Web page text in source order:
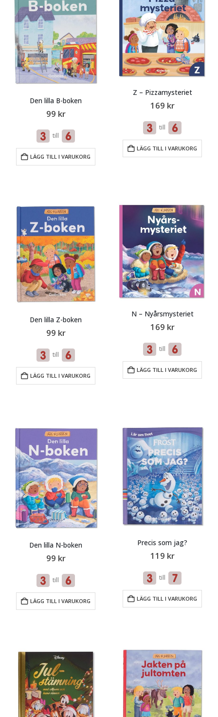
Den lilla B-boken
99 kr
till
LÄGG TILL I VARUKORG
Z – Pizzamysteriet
169 kr
till
LÄGG TILL I VARUKORG
Den lilla Z-boken
99 kr
till
LÄGG TILL I VARUKORG
N – Nyårsmysteriet
169 kr
till
LÄGG TILL I VARUKORG
Den lilla N-boken
99 kr
till
LÄGG TILL I VARUKORG
Precis som jag?
119 kr
till
LÄGG TILL I VARUKORG